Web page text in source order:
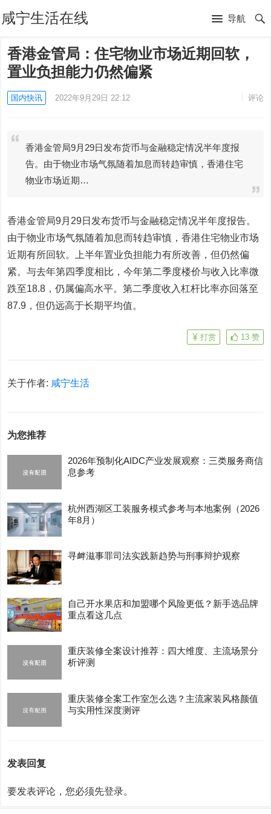
咸宁生活在线 导航
香港金管局：住宅物业市场近期回软，
置业负担能力仍然偏紧
国内快讯 2022年9月29日 22:12 评论
香港金管局9月29日发布货币与金融稳定情况半年度报
告。由于物业市场气氛随着加息而转趋审慎，香港住宅
物业市场近期…
香港金管局9月29日发布货币与金融稳定情况半年度报告。
由于物业市场气氛随着加息而转趋审慎，香港住宅物业市场
近期有所回软。上半年置业负担能力有所改善，但仍然偏
紧。与去年第四季度相比，今年第二季度楼价与收入比率微
跌至18.8，仍属偏高水平。第二季度收入杠杆比率亦回落至
87.9，但仍远高于长期平均值。
13 赞
打赏
关于作者: 咸宁生活
为您推荐
2026年预制化AIDC产业发展观察：三类服务商信
息参考
杭州西湖区工装服务模式参考与本地案例（2026
年8月）
寻衅滋事罪司法实践新趋势与刑事辩护观察
自己开水果店和加盟哪个风险更低？新手选品牌
重点看这几点
重庆装修全案设计推荐：四大维度、主流场景分
析评测
重庆装修全案工作室怎么选？主流家装风格颜值
与实用性深度测评
发表回复
要发表评论，您必须先登录。